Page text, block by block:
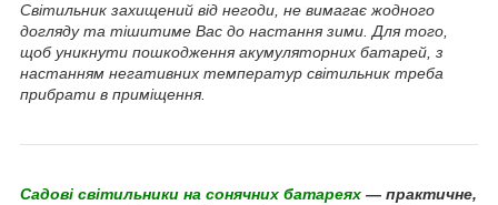
Світильник захищений від негоди, не вимагає жодного
догляду та тішитиме Вас до настання зими. Для того,
щоб уникнути пошкодження акумуляторних батарей, з
настанням негативних температур світильник треба
прибрати в приміщення.
Садові світильники на сонячних батареях — практичне,